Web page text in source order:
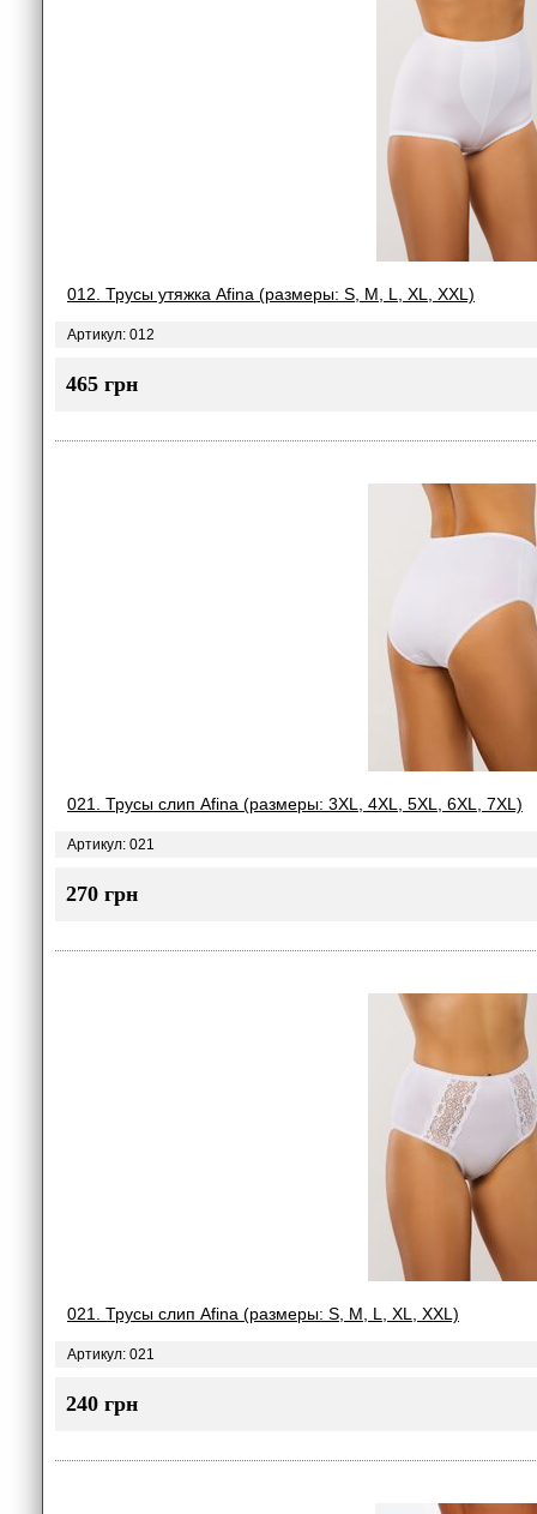
012. Трусы утяжка Afina (размеры: S, M, L, XL, XXL)
Артикул: 012
465 грн
021. Трусы слип Afina (размеры: 3XL, 4XL, 5XL, 6XL, 7XL)
Артикул: 021
270 грн
021. Трусы слип Afina (размеры: S, M, L, XL, XXL)
Артикул: 021
240 грн